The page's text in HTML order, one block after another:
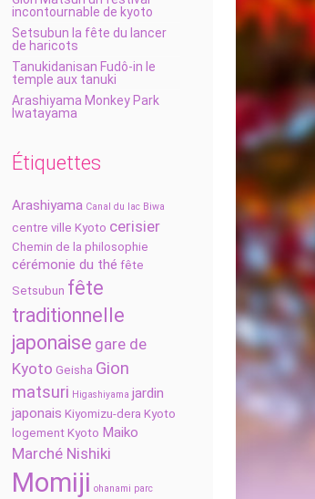
incontournable de kyoto
Setsubun la fête du lancer
de haricots
Tanukidanisan Fudô-in le
temple aux tanuki
Arashiyama Monkey Park
Iwatayama
Étiquettes
Arashiyama Canal du lac Biwa
centre ville Kyoto cerisier
Chemin de la philosophie
cérémonie du thé fête
Setsubun fête
traditionnelle
japonaise gare de
Kyoto Geisha Gion
matsuri Higashiyama jardin
japonais Kiyomizu-dera Kyoto
logement Kyoto Maiko
Marché Nishiki
Momiji ohanami parc